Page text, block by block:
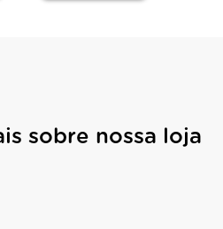
sobre nossa loja